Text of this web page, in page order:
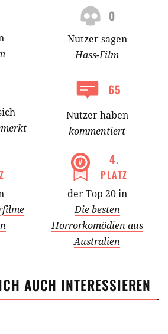
0
Nutzersagen
Hass-Film
65
Nutzer haben
kommentiert
4.
PLATZ
der Top 20 in
Die besten
Horrorkomödien aus
Australien
AUCH INTERESSIEREN